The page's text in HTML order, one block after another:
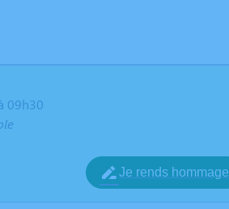
09h30
Je rends hommage